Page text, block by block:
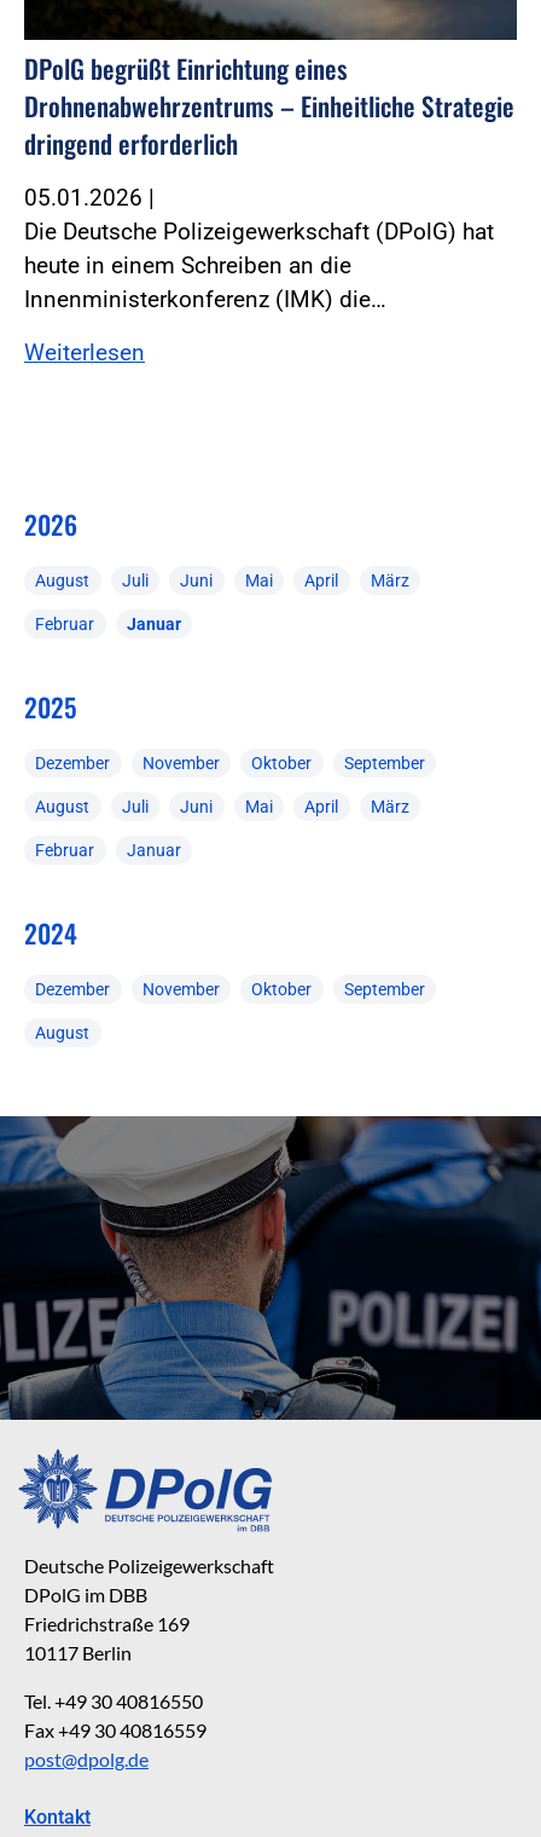
DPolG begrüßt Einrichtung eines
Drohnenabwehrzentrums – Einheitliche Strategie
dringend erforderlich
05.01.2026 |
Die Deutsche Polizeigewerkschaft (DPolG) hat
heute in einem Schreiben an die
Innenministerkonferenz (IMK) die…
Weiterlesen
2026
August Juli Juni Mai April März
Februar Januar
2025
Dezember November Oktober September
August Juli Juni Mai April März
Februar Januar
2024
Dezember November Oktober September
August
Deutsche Polizeigewerkschaft
DPolG im DBB
Friedrichstraße 169
10117 Berlin
Tel. +49 30 40816550
Fax +49 30 40816559
post@dpolg.de
Kontakt